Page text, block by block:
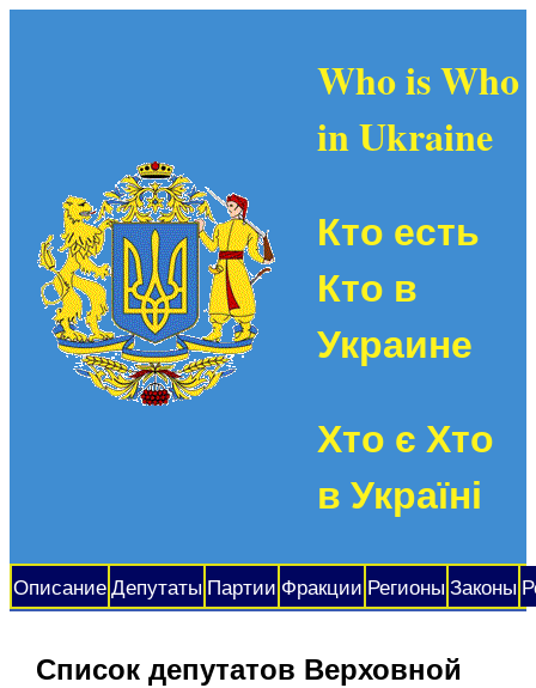
Who is Who
in Ukraine
Кто есть
Кто в
Украине
Хто є Хто
в Україні
Описание Депутаты Партии Фракции Регионы Законы
Список депутатов Верховной